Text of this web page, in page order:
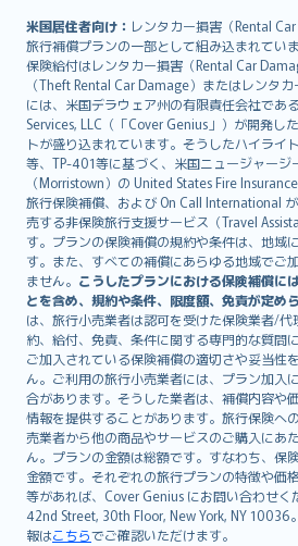
米国居住者向け： レンタカー損害（Rental
旅行補償プランの一部として組み込まれてい
保険給付はレンタカー損害（Rental Car
（Theft Rental Car Damage）またはレンタ
には、米国デラウェア州の有限責任会社であ
Services, LLC（「Cover Genius」）が開発し
トが盛り込まれています。そうしたハイライ
等、TP-401等に基づく、米国ニュージャージ
（Morristown）の United States Fire
旅行保険補償、および On Call International
売する非保険旅行支援サービス（Travel
す。プランの保険補償の規約や条件は、地域
す。また、すべての補償にあらゆる地域でご
ません。 こうしたプランにおける保険補償に
とを含め、規約や条件、限度額、免責が定め
は、旅行小売業者は認可を受けた保険業者/
約、給付、免責、条件に関する専門的な質問
ご加入されている保険補償の適切さや妥当性
ん。ご利用の旅行小売業者には、プラン加入
合があります。そうした業者は、補償内容や
情報を提供することがあります。旅行保険へ
売業者から他の商品やサービスのご購入にあ
ん。プランの金額は総額です。すなわち、保
金額です。それぞれの旅行プランの特徴や価
等があれば、Cover Genius にお問い合わせく
42nd Street, 30th Floor, New York, NY 10036
報はこちらでご確認いただけます。